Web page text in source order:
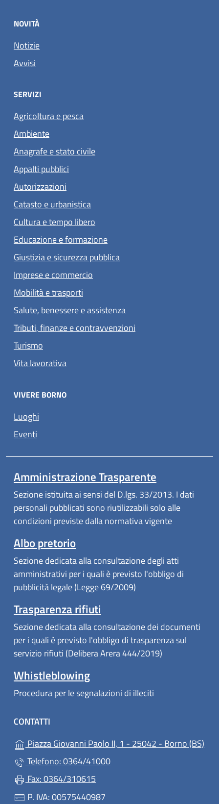
NOVITÀ
Notizie
Avvisi
SERVIZI
Agricoltura e pesca
Ambiente
Anagrafe e stato civile
Appalti pubblici
Autorizzazioni
Catasto e urbanistica
Cultura e tempo libero
Educazione e formazione
Giustizia e sicurezza pubblica
Imprese e commercio
Mobilità e trasporti
Salute, benessere e assistenza
Tributi, finanze e contravvenzioni
Turismo
Vita lavorativa
VIVERE BORNO
Luoghi
Eventi
Amministrazione Trasparente
Sezione istituita ai sensi del D.lgs. 33/2013. I dati
personali pubblicati sono riutilizzabili solo alle
condizioni previste dalla normativa vigente
Albo pretorio(apre in un'altra scheda).
Sezione dedicata alla consultazione degli atti
amministrativi per i quali è previsto l'obbligo di
pubblicità legale (Legge 69/2009)
Trasparenza rifiuti
Sezione dedicata alla consultazione dei documenti
per i quali è previsto l'obbligo di trasparenza sul
servizio rifiuti (Delibera Arera 444/2019)
Whistleblowing
Procedura per le segnalazioni di illeciti
CONTATTI
Piazza Giovanni Paolo II, 1 - 25042 - Borno (BS)
Telefono: 0364/41000
Fax: 0364/310615
P. IVA: 00575440987